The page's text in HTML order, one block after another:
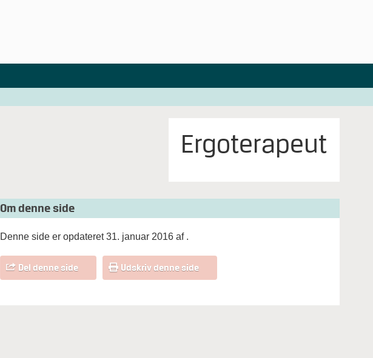
Ergoterapeut
Om denne side
Denne side er opdateret 31. januar 2016 af .
Del denne side Udskriv denne side